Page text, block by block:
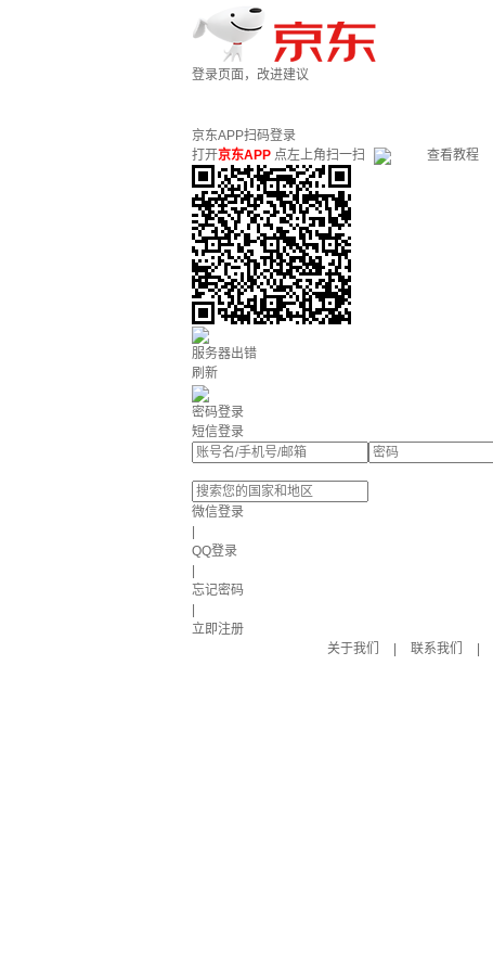
登录页面，改进建议
京东APP扫码登录
打开京东APP 点左上角扫一扫 查看教程
服务器出错
刷新
密码登录
短信登录
微信登录
QQ登录
忘记密码
立即注册
关于我们
联系我们